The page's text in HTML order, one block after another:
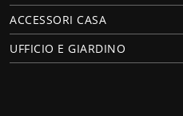
ACCESSORI CASA
UFFICIO E GIARDINO